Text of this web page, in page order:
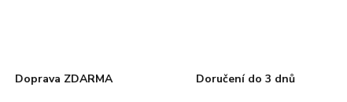
Doprava ZDARMA Doručení do 3 dnů